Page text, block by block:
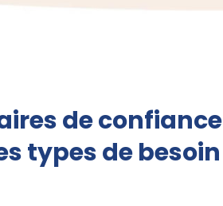
de confiance
types de besoin